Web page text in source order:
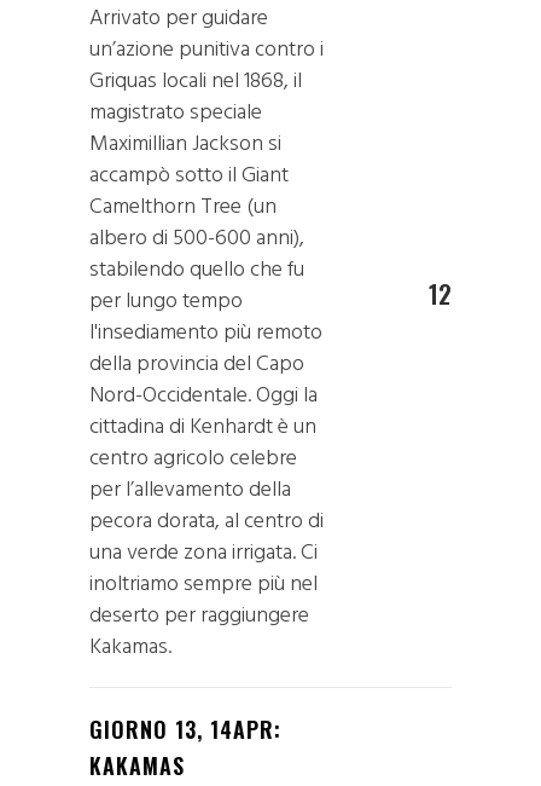
Arrivato per guidare
un’azione punitiva contro i
Griquas locali nel 1868, il
magistrato speciale
Maximillian Jackson si
accampò sotto il Giant
Camelthorn Tree (un
albero di 500-600 anni),
stabilendo quello che fu
per lungo tempo
l'insediamento più remoto
della provincia del Capo
Nord-Occidentale. Oggi la
cittadina di Kenhardt è un
centro agricolo celebre
per l’allevamento della
pecora dorata, al centro di
una verde zona irrigata. Ci
inoltriamo sempre più nel
deserto per raggiungere
Kakamas.
12
GIORNO 13, 14APR:
KAKAMAS